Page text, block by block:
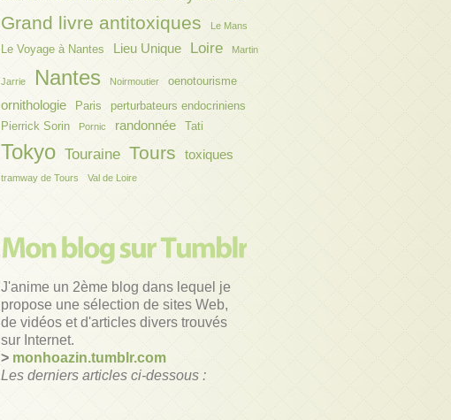
Grand livre antitoxiques
Le Mans
Le Voyage à Nantes Lieu Unique Loire Martin
Jarrie Nantes Noirmoutier oenotourisme
ornithologie Paris
perturbateurs endocriniens
Pierrick Sorin
Pornic randonnée Tati
Tokyo Touraine Tours toxiques
tramway de Tours Val de Loire
J'anime un 2ème blog dans lequel je
propose une sélection de sites Web,
de vidéos et d'articles divers trouvés
sur Internet.
> monhoazin.tumblr.com
Les derniers articles ci-dessous :